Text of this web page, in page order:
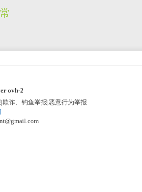
ovh-2
诈、钓鱼举报|恶意行为举报